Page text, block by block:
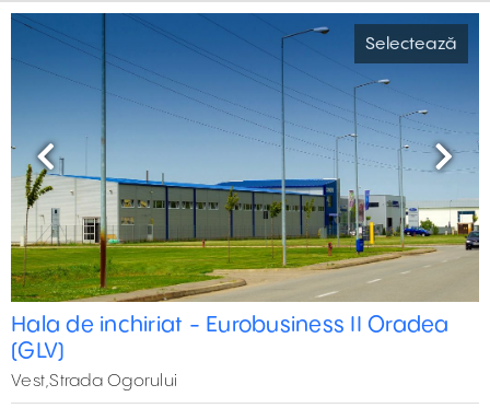
Selectează
Previous Next
Hala de inchiriat - Eurobusiness II Oradea
(GLV)
Vest,Strada Ogorului